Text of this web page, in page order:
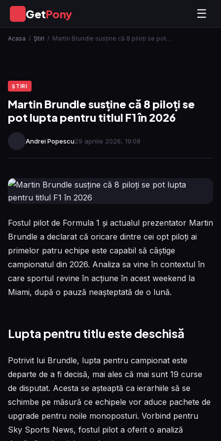
GetPony ☰
Acasa / Ştiri / Martin Brundle susține că 8 piloți se pot…
ŞTIRI
Martin Brundle susține că 8 piloți se
pot lupta pentru titlul F1 în 2026
Andrei Popescu29 aprilie 2026, 19:08
Fostul pilot de Formula 1 și actualul prezentator Martin
Brundle a declarat că oricare dintre cei opt piloți ai
primelor patru echipe este capabil să câștige
campionatul din 2026. Analiza sa vine în contextul în
care sportul revine în acțiune în acest weekend la
Miami, după o pauză neașteptată de o lună.
Lupta pentru titlu este deschisă
Potrivit lui Brundle, lupta pentru campionat este
departe de a fi decisă, mai ales că mai sunt 19 curse
de disputat. Acesta se așteaptă ca ierarhiile să se
schimbe pe măsură ce echipele vor aduce pachete de
upgrade pentru noile monoposturi. Vorbind pentru
Sky Sports News, fostul pilot a oferit o analiză